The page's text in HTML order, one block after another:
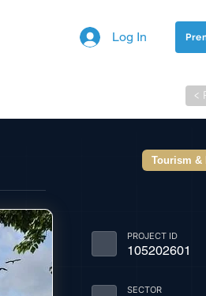
Log In
<
Tourism &
PROJECT ID
105202601
SECTOR